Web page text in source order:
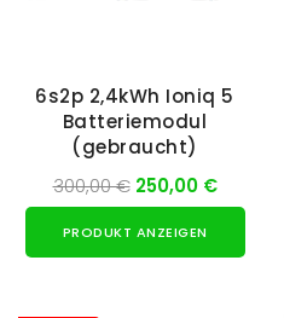
6s2p 2,4kWh Ioniq 5
Batteriemodul
(gebraucht)
300,00 € 250,00 €
PRODUKT ANZEIGEN